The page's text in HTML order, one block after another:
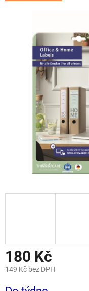
180 Kč
149 Kč bez DPH